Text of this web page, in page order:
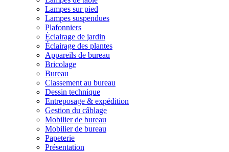
Lampes sur pied
Lampes suspendues
Plafonniers
Éclairage de jardin
Éclairage des plantes
Appareils de bureau
Bricolage
Bureau
Classement au bureau
Dessin technique
Entreposage & expédition
Gestion du câblage
Mobilier de bureau
Mobilier de bureau
Papeterie
Présentation